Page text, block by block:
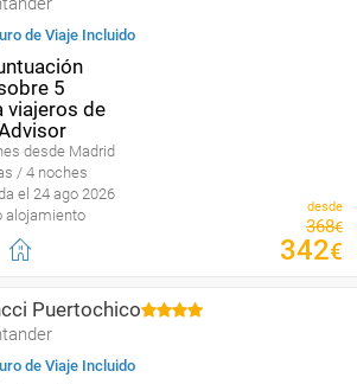
de Viaje Incluido
desde Madrid
/ 4 noches
el 24 ago 2026
alojamiento
desde
368€
342€
Puertochico
de Viaje Incluido